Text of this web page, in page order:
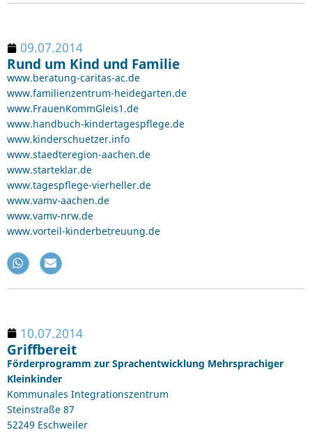
09.07.2014
Rund um Kind und Familie
www.beratung-caritas-ac.de
www.familienzentrum-heidegarten.de
www.FrauenKommGleis1.de
www.handbuch-kindertagespflege.de
www.kinderschuetzer.info
www.staedteregion-aachen.de
www.starteklar.de
www.tagespflege-vierheller.de
www.vamv-aachen.de
www.vamv-nrw.de
www.vorteil-kinderbetreuung.de
10.07.2014
Griffbereit
Förderprogramm zur Sprachentwicklung Mehrsprachiger
Kleinkinder
Kommunales Integrationszentrum
Steinstraße 87
52249 Eschweiler